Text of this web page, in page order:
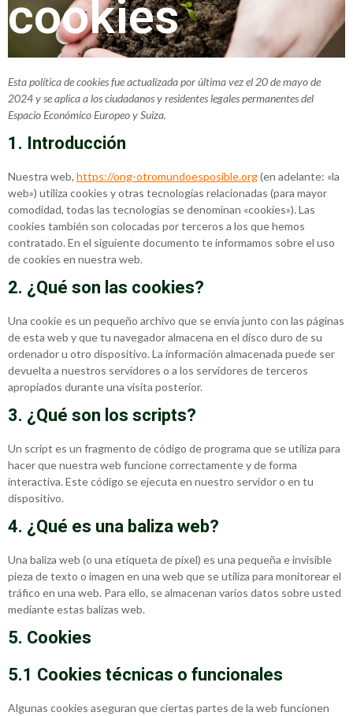
cookies
Esta política de cookies fue actualizada por última vez el 20 de mayo de
2024 y se aplica a los ciudadanos y residentes legales permanentes del
Espacio Económico Europeo y Suiza.
1. Introducción
Nuestra web, https://ong-otromundoesposible.org(en adelante: «la
web») utiliza cookies y otras tecnologías relacionadas (para mayor
comodidad, todas las tecnologías se denominan «cookies»). Las
cookies también son colocadas por terceros a los que hemos
contratado. En el siguiente documento te informamos sobre el uso
de cookies en nuestra web.
2. ¿Qué son las cookies?
Una cookie es un pequeño archivo que se envía junto con las páginas
de esta web y que tu navegador almacena en el disco duro de su
ordenador u otro dispositivo. La información almacenada puede ser
devuelta a nuestros servidores o a los servidores de terceros
apropiados durante una visita posterior.
3. ¿Qué son los scripts?
Un script es un fragmento de código de programa que se utiliza para
hacer que nuestra web funcione correctamente y de forma
interactiva. Este código se ejecuta en nuestro servidor o en tu
dispositivo.
4. ¿Qué es una baliza web?
Una baliza web (o una etiqueta de píxel) es una pequeña e invisible
pieza de texto o imagen en una web que se utiliza para monitorear el
tráfico en una web. Para ello, se almacenan varios datos sobre usted
mediante estas balizas web.
5. Cookies
5.1 Cookies técnicas o funcionales
Algunas cookies aseguran que ciertas partes de la web funcionen